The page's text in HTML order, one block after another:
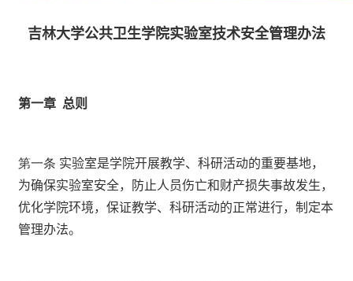
吉林大学公共卫生学院实验室技术安全管理办法
第一章 总则
第一条 实验室是学院开展教学、科研活动的重要基地，
为确保实验室安全，防止人员伤亡和财产损失事故发生，
优化学院环境，保证教学、科研活动的正常进行，制定本
管理办法。